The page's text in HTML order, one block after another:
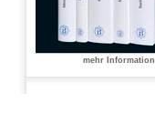
mehr Information